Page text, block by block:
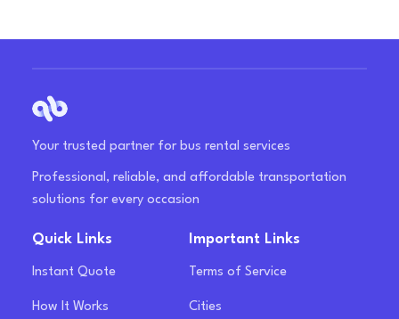
Your trusted partner for bus rental services
Professional, reliable, and affordable transportation
solutions for every occasion
Quick Links
Instant Quote
How It Works
Important Links
Terms of Service
Cities